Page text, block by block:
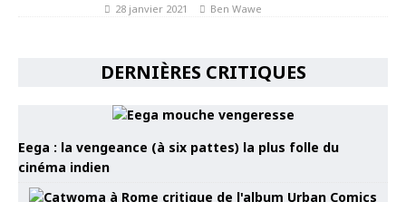
28 janvier 2021 Ben Wawe
DERNIÈRES CRITIQUES
Eega : la vengeance (à six pattes) la plus folle du
cinéma indien